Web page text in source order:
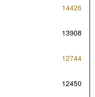
14426
13908
12744
12450